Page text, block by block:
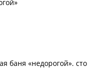
баня «недорогой». сто